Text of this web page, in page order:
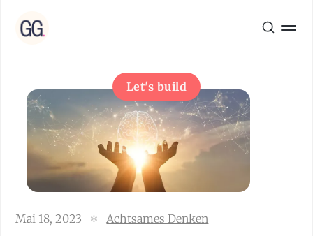
Let's build
Mai 18, 2023 Achtsames Denken